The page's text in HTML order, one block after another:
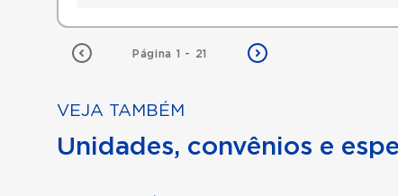
Página 1 - 21
VEJA TAMBÉM
Unidades, convênios e